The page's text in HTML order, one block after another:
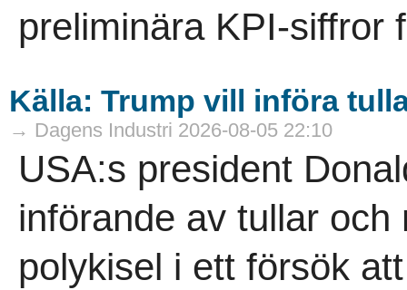
preliminära KPI-siffror
Källa: Trump vill införa
→ Dagens Industri 2026-08-05 22:10
USA:s president
införande av tullar
polykisel i ett försök